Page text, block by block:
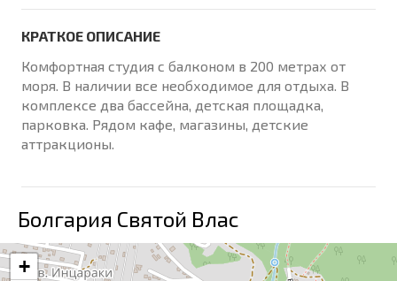
КРАТКОЕ ОПИСАНИЕ
Комфортная студия с балконом в 200 метрах от
моря. В наличии все необходимое для отдыха. В
комплексе два бассейна, детская площадка,
парковка. Рядом кафе, магазины, детские
аттракционы.
Болгария Святой Влас
+